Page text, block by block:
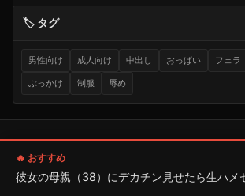
🏷️ タグ
男性向け 成人向け 中出し おっぱい フェラ
ぶっかけ 制服 辱め
削除依頼プライバシーポリシー
🔥 おすすめ